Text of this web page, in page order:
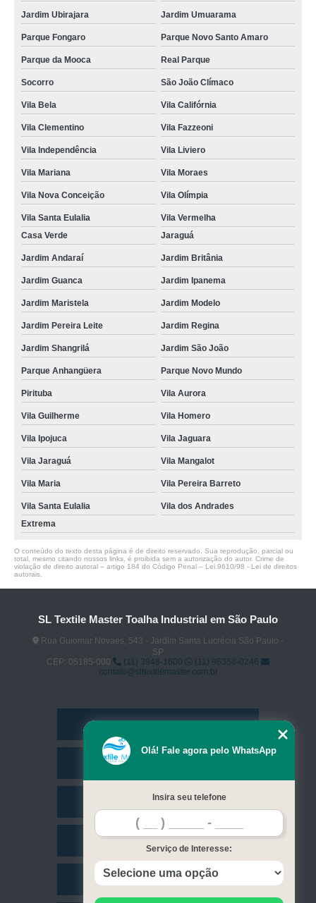
Jardim Ubirajara Jardim Umuarama
Parque Fongaro Parque Novo Santo Amaro
Parque da Mooca Real Parque
Socorro São João Clímaco
Vila Bela Vila Califórnia
Vila Clementino Vila Fazzeoni
Vila Independência Vila Liviero
Vila Mariana Vila Moraes
Vila Nova Conceição Vila Olímpia
Vila Santa Eulalia
Vila Vermelha
Casa Verde
Jaraguá
Jardim Andaraí Jardim Britânia
Jardim Guanca Jardim Ipanema
Jardim Maristela Jardim Modelo
Jardim Pereira Leite Jardim Regina
Jardim Shangrilá Jardim São João
Parque Anhangüera Parque Novo Mundo
Pirituba Vila Aurora
Vila Guilherme Vila Homero
Vila Ipojuca Vila Jaguara
Vila Jaraguá Vila Mangalot
Vila Maria Vila Pereira Barreto
Vila Santa Eulalia
Vila dos Andrades
Extrema
O conteúdo do texto desta página é de direito reservado. Sua reprodução, parcial ou
total, mesmo citando nossos links, é proibida sem a autorização do autor. Crime de
violação de direito autoral – artigo 184 do Código Penal – Lei 9610/98 - Lei de direitos
autorais
SL Textile Master Toalha Industrial em São Paulo
Rua Guiomar Novaes, 543 - Jardim Santa Lucrécia São Paulo -
SP
CEP: 05185-000
(11) 3948-1600
(11) 96358-0246
contato@sltextilemaster.com.br
Missão
Contato
Olá! Fale agora pelo WhatsApp
Insira seu telefone
Serviço de Interesse: